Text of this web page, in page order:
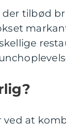
der tilbød
ved at